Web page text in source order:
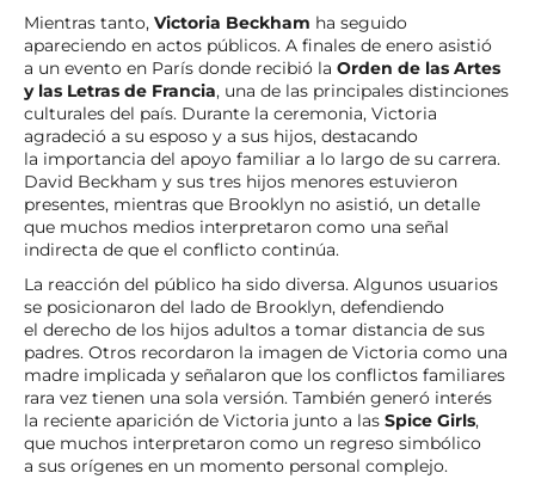
Mientras tanto, Victoria Beckham ha seguido
apareciendo en actos públicos. A finales de enero asistió
a un evento en París donde recibió la Orden de las Artes
y las Letras de Francia, una de las principales distinciones
culturales del país. Durante la ceremonia, Victoria
agradeció a su esposo y a sus hijos, destacando
la importancia del apoyo familiar a lo largo de su carrera.
David Beckham y sus tres hijos menores estuvieron
presentes, mientras que Brooklyn no asistió, un detalle
que muchos medios interpretaron como una señal
indirecta de que el conflicto continúa.
La reacción del público ha sido diversa. Algunos usuarios
se posicionaron del lado de Brooklyn, defendiendo
el derecho de los hijos adultos a tomar distancia de sus
padres. Otros recordaron la imagen de Victoria como una
madre implicada y señalaron que los conflictos familiares
rara vez tienen una sola versión. También generó interés
la reciente aparición de Victoria junto a las Spice Girls,
que muchos interpretaron como un regreso simbólico
a sus orígenes en un momento personal complejo.